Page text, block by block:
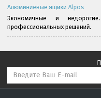
Алюминиевые ящики Alpos
Экономичные и
профессиональных решений.